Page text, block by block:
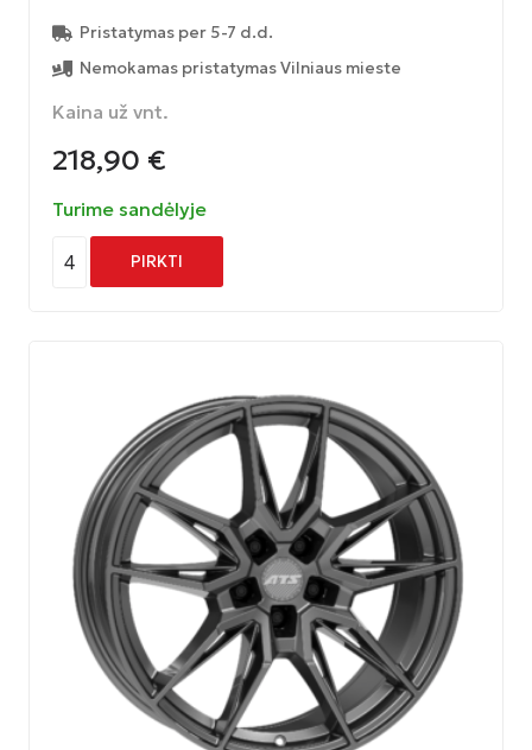
Pristatymas per 5-7 d.d.
Nemokamas pristatymas Vilniaus mieste
Kaina už vnt.
218,90 €
Turime sandėlyje
4 PIRKTI